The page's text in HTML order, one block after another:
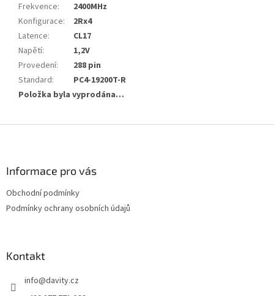
Frekvence:
2400MHz
Konfigurace:
2Rx4
Latence:
CL17
Napětí:
1,2V
Provedení:
288 pin
Standard:
PC4-19200T-R
Položka byla vyprodána…
Informace pro vás
Obchodní podmínky
Podmínky ochrany osobních údajů
Kontakt
info@davity.cz